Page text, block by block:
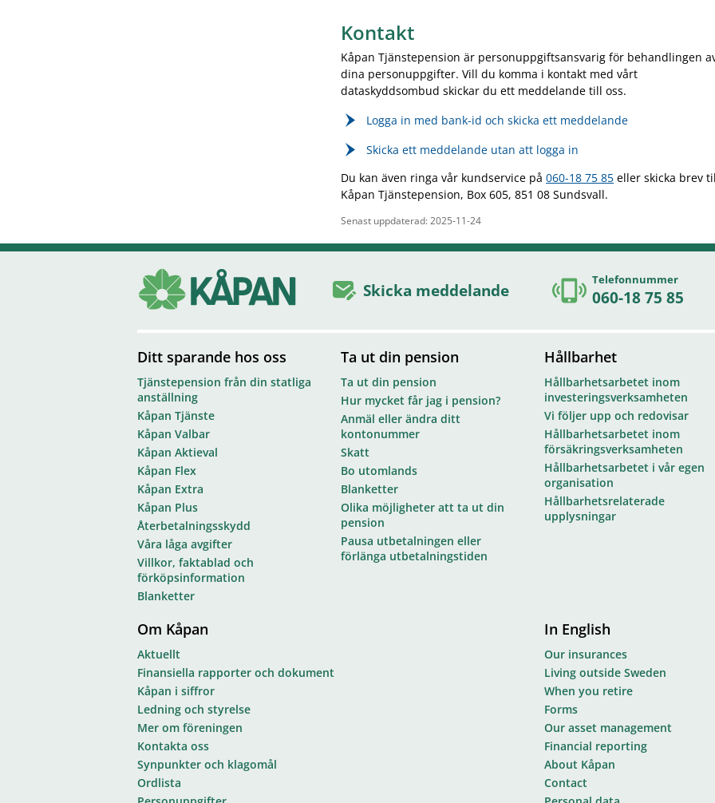
Kontakt
Kåpan Tjänstepension är personuppgiftsansvarig för behandlingen
dina personuppgifter. Vill du komma i kontakt med vårt
dataskyddsombud skickar du ett meddelande till oss.
Logga in med bank-id och skicka ett meddelande
Skicka ett meddelande utan att logga in
Du kan även ringa vår kundservice på 060-18 75 85 eller skicka brev
Kåpan Tjänstepension, Box 605, 851 08 Sundsvall.
Senast uppdaterad: 2025-11-24
Skicka meddelande Telefonnummer
060-18 75 85
Ditt sparande hos oss
Tjänstepension från din statliga
anställning
Kåpan Tjänste
Kåpan Valbar
Kåpan Aktieval
Kåpan Flex
Kåpan Extra
Kåpan Plus
Återbetalningsskydd
Våra låga avgifter
Villkor, faktablad och
förköpsinformation
Blanketter
Ta ut din pension
Ta ut din pension
Hur mycket får jag i pension?
Anmäl eller ändra ditt
kontonummer
Skatt
Bo utomlands
Blanketter
Olika möjligheter att ta ut din
pension
Pausa utbetalningen eller
förlänga utbetalningstiden
Hållbarhet
Hållbarhetsarbetet inom
investeringsverksamheten
Vi följer upp och redovisar
Hållbarhetsarbetet inom
försäkringsverksamheten
Hållbarhetsarbetet i vår egen
organisation
Hållbarhetsrelaterade
upplysningar
Om Kåpan
Aktuellt
Finansiella rapporter och dokument
Kåpan i siffror
Ledning och styrelse
Mer om föreningen
Kontakta oss
Synpunkter och klagomål
Ordlista
In English
Our insurances
Living outside Sweden
When you retire
Forms
Our asset management
Financial reporting
About Kåpan
Contact